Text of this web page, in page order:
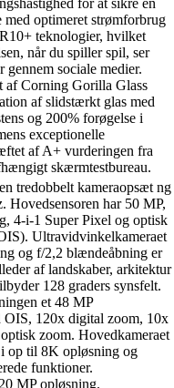
optimeret strømforbrug
teknologier, hvilket
når du spiller spil, ser
gennem sociale medier.
af Corning Gorilla Glass
af slidstærkt glas med
og 200% forøgelse i
exceptionelle
af A+ vurderingen fra
skærmtestbureau.
tredobbelt kameraopsæt ng
Hovedsensoren har 50 MP,
4-i-1 Super Pixel og optisk
Ultravidvinkelkameraet
og f/2,2 blændeåbning er
af landskaber, arkitektur
128 graders synsfelt.
et 48 MP
OIS, 120x digital zoom, 10x
zoom. Hovedkameraet
op til 8K opløsning og
funktioner.
MP opløsning.